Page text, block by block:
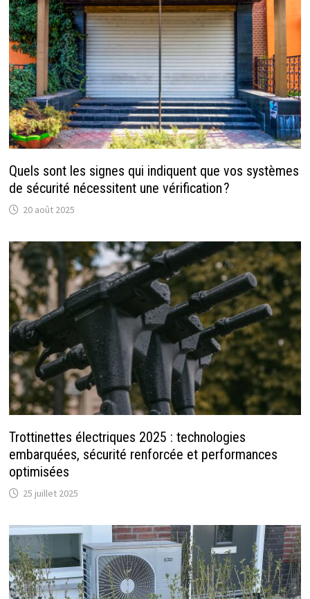
Quels sont les signes qui indiquent que vos systèmes
de sécurité nécessitent une vérification ?
20 août 2025
Trottinettes électriques 2025 : technologies
embarquées, sécurité renforcée et performances
optimisées
25 juillet 2025